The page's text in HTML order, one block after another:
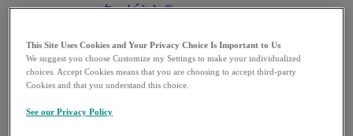
キュビシン®
戻る サ・タ・ナ行
ザバクサ®
シベクトロ®
シルガード®9
This Site Uses Cookies and Your Privacy Choice Is Important to Us
We suggest you choose Customize my Settings to make your individualized
choices. Accept Cookies means that you are choosing to accept third-party
Cookies and that you understand this choice.
See our Privacy Policy